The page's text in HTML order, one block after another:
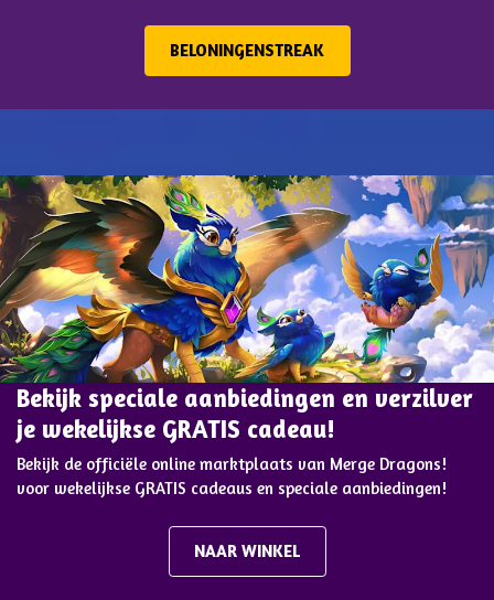
BELONINGENSTREAK
Bekijk speciale aanbiedingen en verzilver
je wekelijkse GRATIS cadeau!
Bekijk de officiële online marktplaats van Merge Dragons!
voor wekelijkse GRATIS cadeaus en speciale aanbiedingen!
NAAR WINKEL